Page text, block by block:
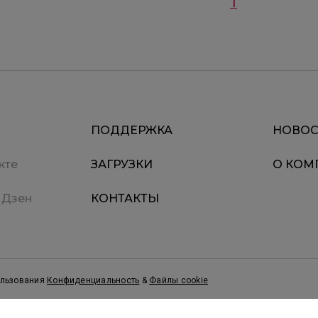
ПОДДЕРЖКА
ЗАГРУЗКИ
КОНТАКТЫ
О
Конфиденциальность & Файлы cookie